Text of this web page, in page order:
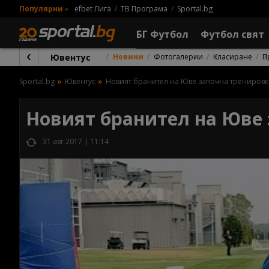
Популярни » efbet Лига ТВ Програма Sportal.bg
БГ Футбол Футбол свят
Ювентус Новини Фотогалерии Класиране
Sportal.bg Ювентус Новият бранител на Юве започна
Новият бранител на Юве
31 авг 2017 | 11:14